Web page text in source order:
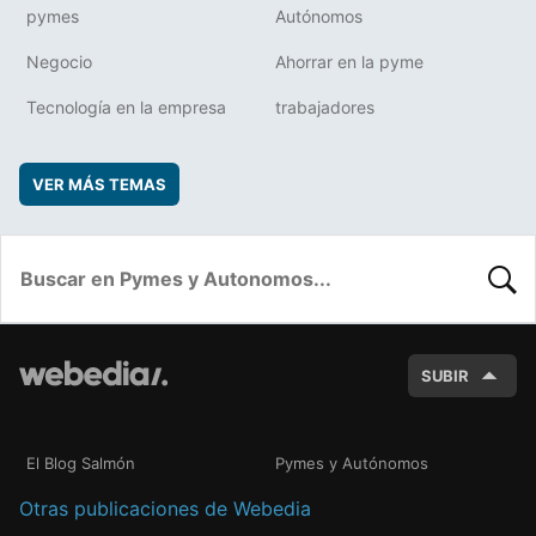
pymes Autónomos
Negocio Ahorrar en la pyme
Tecnología en la empresa trabajadores
VER MÁS TEMAS
SUBIR
El Blog Salmón Pymes y Autónomos
Otras publicaciones de Webedia